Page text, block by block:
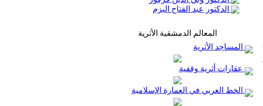
الدكتور عبد الفتاح البزم
المعالم الدمشقية الأثرية
المساجد الأثرية
عقارات أثرية وقفية
الخط العربي في العمارة الإسلامية